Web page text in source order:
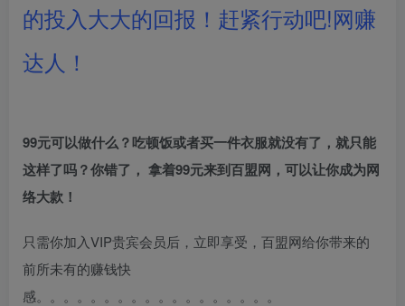
的投入大大的回报！赶紧行动吧!网赚
达人！
99元可以做什么？吃顿饭或者买一件衣服就没有了，就只能
这样了吗？你错了， 拿着99元来到百盟网，可以让你成为网
络大款！
只需你加入VIP贵宾会员后，立即享受，百盟网给你带来的
前所未有的赚钱快
感。。。。。。。。。。。。。。。。。。